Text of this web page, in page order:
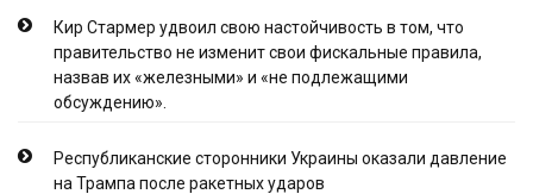
Кир Стармер удвоил свою настойчивость в том, что
правительство не изменит свои фискальные правила,
назвав их «железными» и «не подлежащими
обсуждению».
Республиканские сторонники Украины оказали давление
на Трампа после ракетных ударов